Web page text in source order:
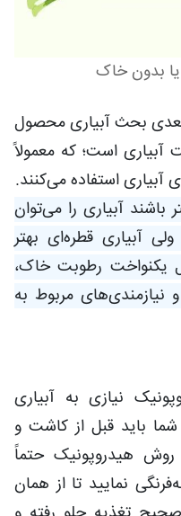
بدون خاک
بحث آبیاری محصول
است؛ که معمولاً
آبیاری استفاده می‌کنند.
باشند آبیاری را می‌توان
آبیاری قطره‌ای بهتر
یکنواخت رطوبت خاک،
نیازمندی‌های مربوط به
نیازی به آبیاری
باید قبل از کاشت و
روش هیدروپونیک حتماً
نمایید تا از همان